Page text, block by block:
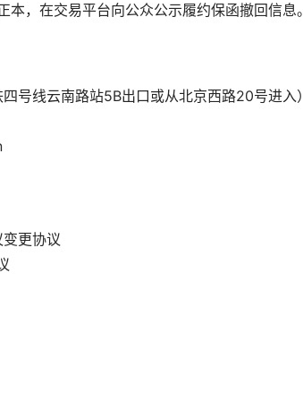
，在交易平台向公众公示履约保函撤回信息。
号线云南路站5B出口或从北京西路20号进入）
更协议